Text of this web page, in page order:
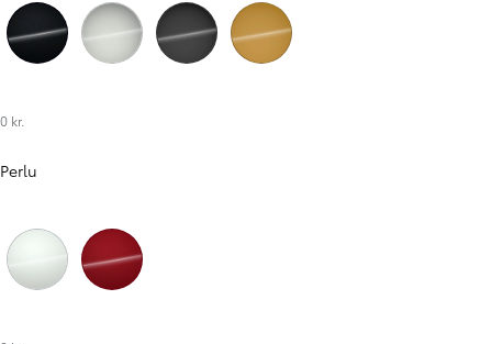
0 kr.
Perlu